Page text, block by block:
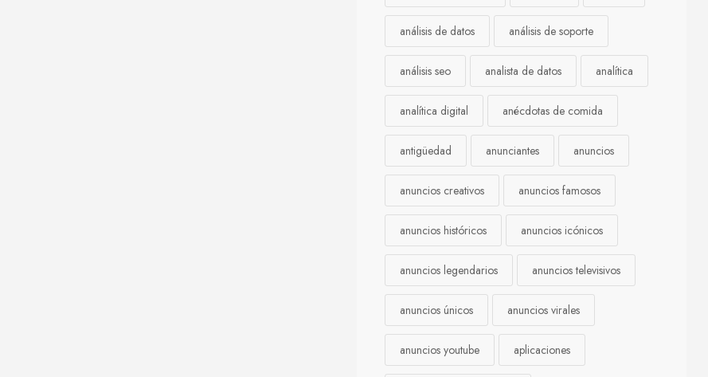
análisis de datos análisis de soporte
análisis seo analista de datos analítica
analítica digital anécdotas de comida
antigüedad anunciantes anuncios
anuncios creativos anuncios famosos
anuncios históricos anuncios icónicos
anuncios legendarios anuncios televisivos
anuncios únicos anuncios virales
anuncios youtube aplicaciones